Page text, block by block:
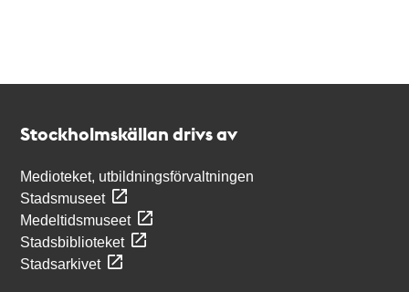
Stockholmskällan drivs av
Medioteket, utbildningsförvaltningen
Stadsmuseet
Medeltidsmuseet
Stadsbiblioteket
Stadsarkivet